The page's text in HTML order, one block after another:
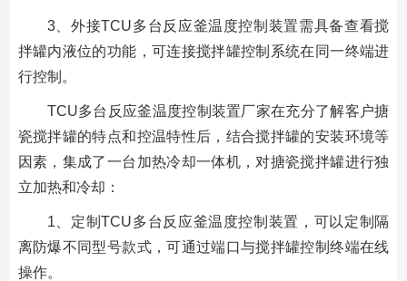
3、外接TCU多台反应釜温度控制装置需具备查看搅
拌罐内液位的功能，可连接搅拌罐控制系统在同一终端进
行控制。
TCU多台反应釜温度控制装置厂家在充分了解客户搪
瓷搅拌罐的特点和控温特性后，结合搅拌罐的安装环境等
因素，集成了一台加热冷却一体机，对搪瓷搅拌罐进行独
立加热和冷却：
1、定制TCU多台反应釜温度控制装置，可以定制隔
离防爆不同型号款式，可通过端口与搅拌罐控制终端在线
操作。